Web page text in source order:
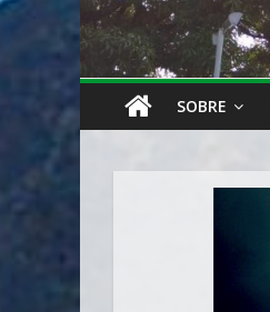
Vitória
SOBRE